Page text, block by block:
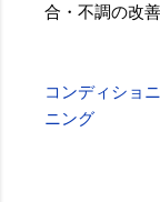
合・不調の改
コンディショ
ニング